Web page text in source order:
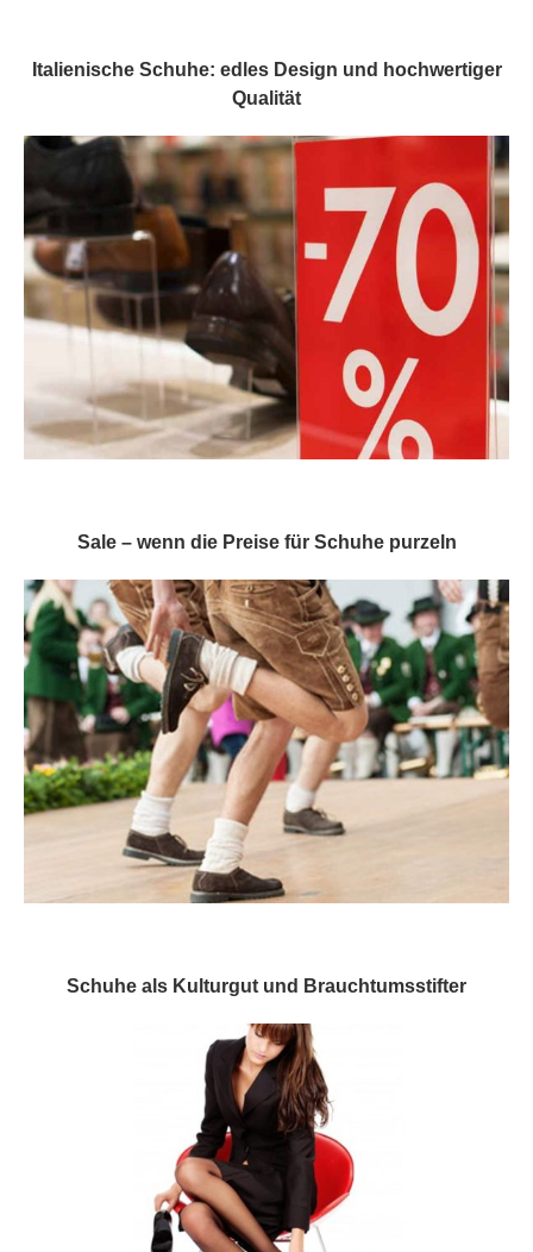
Italienische Schuhe: edles Design und hochwertiger
Qualität
Sale – wenn die Preise für Schuhe purzeln
Schuhe als Kulturgut und Brauchtumsstifter